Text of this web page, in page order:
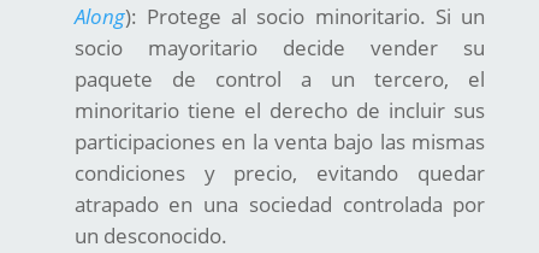
Along): Protege al socio minoritario. Si un
socio mayoritario decide vender su
paquete de control a un tercero, el
minoritario tiene el derecho de incluir sus
participaciones en la venta bajo las mismas
condiciones y precio, evitando quedar
atrapado en una sociedad controlada por
un desconocido.